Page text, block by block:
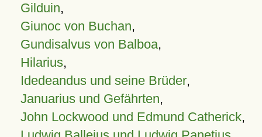
Gilduin,
Giunoc von Buchan,
Gundisalvus von Balboa,
Hilarius,
Idedeandus und seine Brüder,
Januarius und Gefährten,
John Lockwood und Edmund Catherick,